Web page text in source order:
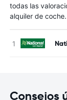
todas las
alquiler de coche.
Consejos